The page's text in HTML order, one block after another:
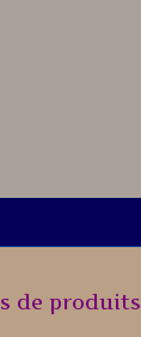
de produits